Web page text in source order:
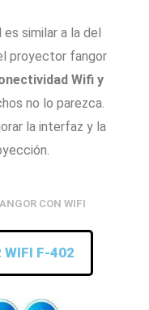
similar a la del
proyector fangor
Wifi y
no lo parezca.
la interfaz y la
CON WIFI
WIFI F-402